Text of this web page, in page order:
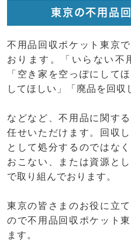
東京の不用品
不用品回収ポケット東京
おります。「いらない不
「空き家を空っぽにして
してほしい」「廃品を回収
などなど、不用品に関す
任せいただけます。回収
として処分するのではな
おこない、または資源と
で取り組んでおります。
東京の皆さまのお役に立
ので不用品回収ポケット
ます。